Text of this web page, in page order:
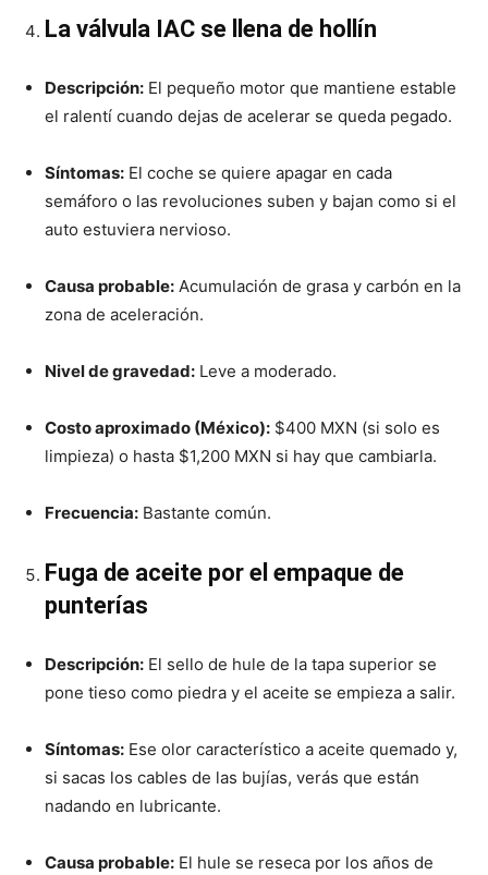
La válvula IAC se llena de hollín
Descripción: El pequeño motor que mantiene estable
el ralentí cuando dejas de acelerar se queda pegado.
Síntomas: El coche se quiere apagar en cada
semáforo o las revoluciones suben y bajan como si el
auto estuviera nervioso.
Causa probable: Acumulación de grasa y carbón en la
zona de aceleración.
Nivel de gravedad: Leve a moderado.
Costo aproximado (México): $400 MXN (si solo es
limpieza) o hasta $1,200 MXN si hay que cambiarla.
Frecuencia: Bastante común.
Fuga de aceite por el empaque de
punterías
Descripción: El sello de hule de la tapa superior se
pone tieso como piedra y el aceite se empieza a salir.
Síntomas: Ese olor característico a aceite quemado y,
si sacas los cables de las bujías, verás que están
nadando en lubricante.
Causa probable: El hule se reseca por los años de